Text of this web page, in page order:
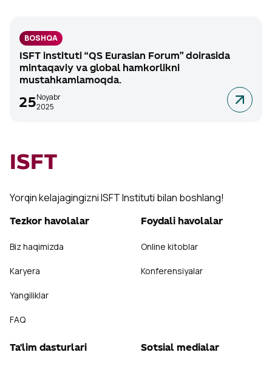
BOSHQA
ISFT instituti “QS Eurasian Forum” doirasida
mintaqaviy va global hamkorlikni
mustahkamlamoqda.
25Noyabr
2025
ISFT
Yorqin kelajagingizni ISFT Instituti bilan boshlang!
Tezkor havolalar
Biz haqimizda
Karyera
Yangiliklar
FAQ
Foydali havolalar
Online kitoblar
Konferensiyalar
Ta'lim dasturlari Sotsial medialar